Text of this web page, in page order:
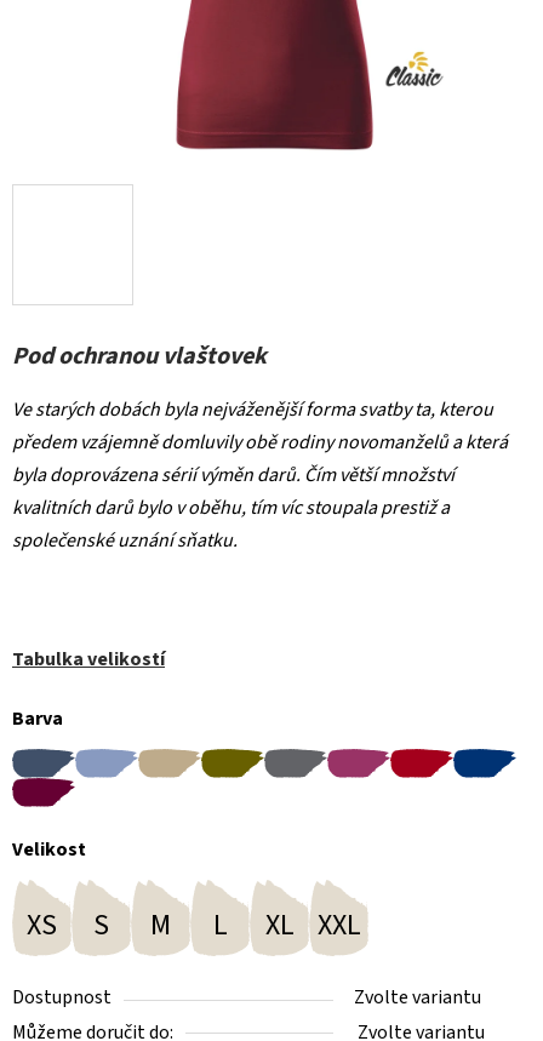
Pod ochranou vlaštovek
Ve starých dobách byla nejváženější forma svatby ta, kterou
předem vzájemně domluvily obě rodiny novomanželů a která
byla doprovázena sérií výměn darů. Čím větší množství
kvalitních darů bylo v oběhu, tím víc stoupala prestiž a
společenské uznání sňatku.
Tabulka velikostí
Barva
Velikost
XS S M L XL XXL
Dostupnost
Zvolte variantu
Můžeme doručit do:
Zvolte variantu